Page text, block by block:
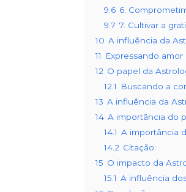
9.6 6.
9.7 7. Cultivar a
10 A influência da
11
Expressando
12 O papel da
12.1
Buscando a
13 A influência da
14 A importância do
14.1 A importância
14.2 Citação:
15 O impacto da
15.1 A influência